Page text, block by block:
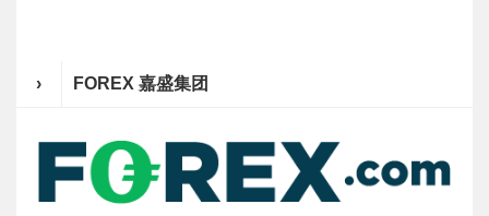
› FOREX 嘉盛集团